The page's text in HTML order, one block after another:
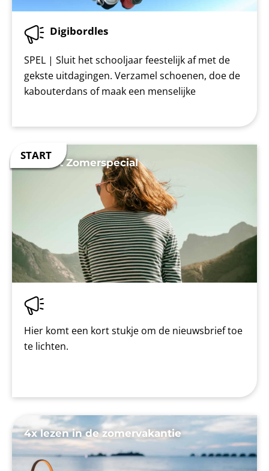
Digibordles
SPEL | Sluit het schooljaar feestelijk af met de
gekste uitdagingen. Verzamel schoenen, doe de
kabouterdans of maak een menselijke
Tumult Zomerspecial
Hier komt een kort stukje om de nieuwsbrief toe
te lichten.
4x lezen in de zomervakantie